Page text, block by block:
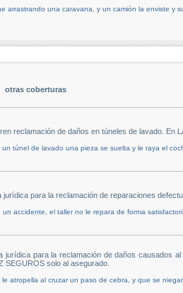
arrastrando una caravana, y un camión la enviste y
otras coberturas
reclamación de daños en túneles de lavado. En
túnel de lavado una pieza se suelta y le raya el
jurídica para la reclamación de reparaciones
accidente, el taller no le repara de forma
jurídica para la reclamación de daños causados
SEGUROS solo al asegurado.
atropella al cruzar un paso de cebra, y que se